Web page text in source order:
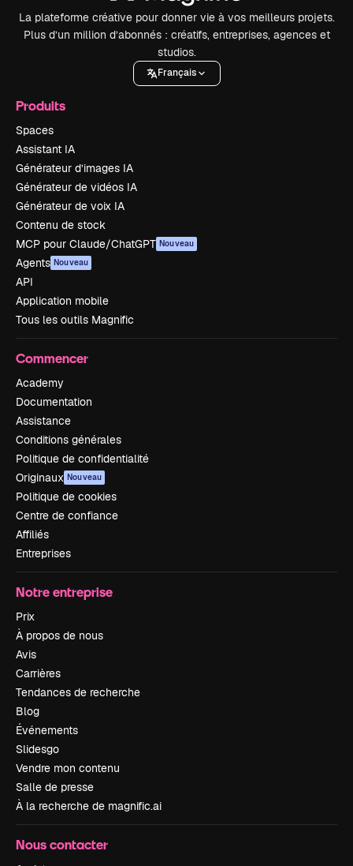
La plateforme créative pour donner vie à vos meilleurs projets.
Plus d’un million d’abonnés : créatifs, entreprises, agences et
studios.
Français
Produits
Spaces
Assistant IA
Générateur d’images IA
Générateur de vidéos IA
Générateur de voix IA
Contenu de stock
MCP pour Claude/ChatGPT Nouveau
Agents Nouveau
API
Application mobile
Tous les outils Magnific
Commencer
Academy
Documentation
Assistance
Conditions générales
Politique de confidentialité
Originaux Nouveau
Politique de cookies
Centre de confiance
Affiliés
Entreprises
Notre entreprise
Prix
À propos de nous
Avis
Carrières
Tendances de recherche
Blog
Événements
Slidesgo
Vendre mon contenu
Salle de presse
À la recherche de magnific.ai
Nous contacter